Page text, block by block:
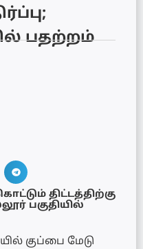
பதற்றம்
திட்டத்திற்கு
பகுதியில்
குப்பை மேடு